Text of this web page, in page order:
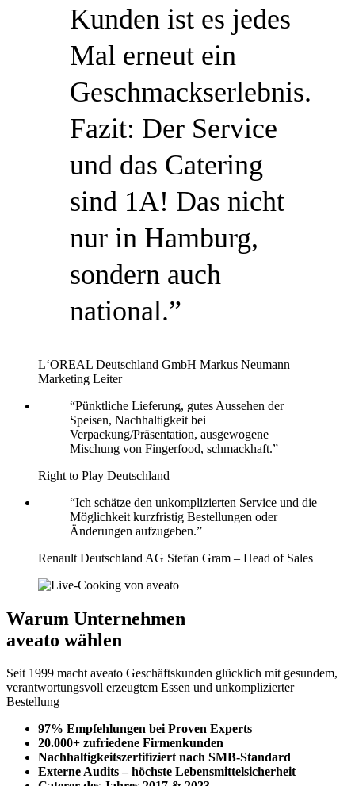
Kunden ist es jedes
Mal erneut ein
Geschmackserlebnis.
Fazit: Der Service
und das Catering
sind 1A! Das nicht
nur in Hamburg,
sondern auch
national.”
L‘OREAL Deutschland GmbH Markus Neumann –
Marketing Leiter
“Pünktliche Lieferung, gutes Aussehen der
Speisen, Nachhaltigkeit bei
Verpackung/Präsentation, ausgewogene
Mischung von Fingerfood, schmackhaft.”
Right to Play Deutschland
“Ich schätze den unkomplizierten Service und die
Möglichkeit kurzfristig Bestellungen oder
Änderungen aufzugeben.”
Renault Deutschland AG Stefan Gram – Head of Sales
Warum Unternehmen
aveato wählen
Seit 1999 macht aveato Geschäftskunden glücklich mit gesundem,
verantwortungsvoll erzeugtem Essen und unkomplizierter
Bestellung
97% Empfehlungen bei Proven Experts
20.000+ zufriedene Firmenkunden
Nachhaltigkeitszertifiziert nach SMB-Standard
Externe Audits – höchste Lebensmittelsicherheit